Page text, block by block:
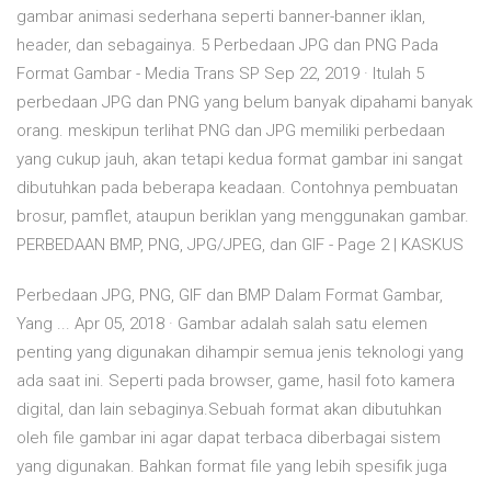
gambar animasi sederhana seperti banner-banner iklan,
header, dan sebagainya. 5 Perbedaan JPG dan PNG Pada
Format Gambar - Media Trans SP Sep 22, 2019 · Itulah 5
perbedaan JPG dan PNG yang belum banyak dipahami banyak
orang. meskipun terlihat PNG dan JPG memiliki perbedaan
yang cukup jauh, akan tetapi kedua format gambar ini sangat
dibutuhkan pada beberapa keadaan. Contohnya pembuatan
brosur, pamflet, ataupun beriklan yang menggunakan gambar.
PERBEDAAN BMP, PNG, JPG/JPEG, dan GIF - Page 2 | KASKUS
Perbedaan JPG, PNG, GIF dan BMP Dalam Format Gambar,
Yang ... Apr 05, 2018 · Gambar adalah salah satu elemen
penting yang digunakan dihampir semua jenis teknologi yang
ada saat ini. Seperti pada browser, game, hasil foto kamera
digital, dan lain sebaginya.Sebuah format akan dibutuhkan
oleh file gambar ini agar dapat terbaca diberbagai sistem
yang digunakan. Bahkan format file yang lebih spesifik juga